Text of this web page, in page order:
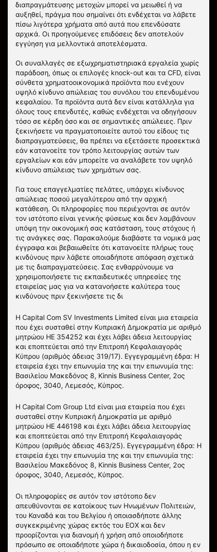
διαπραγμάτευσης μετοχών μπορεί να μειωθεί ή να
αυξηθεί, πράγμα που σημαίνει ότι ενδέχεται να λάβετε
πίσω λιγότερα χρήματα από αυτά που επενδύσατε
αρχικά. Οι προηγούμενες επιδόσεις δεν αποτελούν
εγγύηση για μελλοντικά αποτελέσματα.
Οι συναλλαγές σε εξωχρηματιστηριακά εργαλεία χωρίς
παράδοση, όπως οι επιλογές knock-out και τα CFD, είναι
σύνθετα χρηματοοικονομικά προϊόντα που ενέχουν
υψηλό κίνδυνο απώλειας του συνόλου του επενδυμένου
κεφαλαίου. Τα προϊόντα αυτά δεν είναι κατάλληλα για
όλους τους επενδυτές, καθώς ενδέχεται να οδηγήσουν
τόσο σε κέρδη όσο και σε σημαντικές απώλειες. Πριν
ξεκινήσετε να πραγματοποιείτε αυτού του είδους τις
διαπραγματεύσεις, θα πρέπει να εξετάσετε προσεκτικά
εάν κατανοείτε τον τρόπο λειτουργίας αυτών των
εργαλείων και εάν μπορείτε να αναλάβετε τον υψηλό
κίνδυνο απώλειας των χρημάτων σας.
Για τους επαγγελματίες πελάτες, υπάρχει κίνδυνος
απώλειας ποσού μεγαλύτερου από την αρχική
κατάθεση. Οι πληροφορίες που περιέχονται σε αυτόν
τον ιστότοπο είναι γενικής φύσεως και δεν λαμβάνουν
υπόψη την οικονομική σας κατάσταση, τους στόχους ή
τις ανάγκες σας. Παρακαλούμε διαβάστε τα νομικά μας
έγγραφα και βεβαιωθείτε ότι κατανοείτε πλήρως τους
κινδύνους πριν λάβετε οποιαδήποτε απόφαση σχετικά
με τις διαπραγματεύσεις. Σας ενθαρρύνουμε να
χρησιμοποιήσετε τις εκπαιδευτικές υπηρεσίες της
εταιρείας μας για να κατανοήσετε καλύτερα τους
κινδύνους πριν ξεκινήσετε τις δι
Η Capital Com SV Investments Limited είναι μια εταιρεία
που έχει συσταθεί στην Κυπριακή Δημοκρατία με αριθμό
μητρώου HE 354252 και έχει λάβει άδεια λειτουργίας
και εποπτεύεται από την Επιτροπή Κεφαλαιαγοράς
Κύπρου (αριθμός άδειας 319/17). Εγγεγραμμένη έδρα: Η
εταιρεία έχει την επωνυμία της και την επωνυμία της:
Βασιλείου Μακεδόνος 8, Kinnis Business Center, 2ος
όροφος, 3040, Λεμεσός, Κύπρος.
Η Capital Com Group Ltd είναι μια εταιρεία που έχει
συσταθεί στην Κυπριακή Δημοκρατία με αριθμό
μητρώου ΗΕ 446198 και έχει λάβει άδεια λειτουργίας
και εποπτεύεται από την Επιτροπή Κεφαλαιαγοράς
Κύπρου (αριθμός άδειας 463/25). Εγγεγραμμένη έδρα: Η
εταιρεία έχει την επωνυμία της και την επωνυμία της:
Βασιλείου Μακεδόνος 8, Kinnis Business Center, 2ος
όροφος, 3040, Λεμεσός, Κύπρος.
Οι πληροφορίες σε αυτόν τον ιστότοπο δεν
απευθύνονται σε κατοίκους των Ηνωμένων Πολιτειών,
του Καναδά και του Βελγίου ή οποιασδήποτε άλλης
συγκεκριμένης χώρας εκτός του ΕΟΧ και δεν
προορίζονται για διανομή ή χρήση από οποιοδήποτε
πρόσωπο σε οποιαδήποτε χώρα ή δικαιοδοσία, όπου η εν